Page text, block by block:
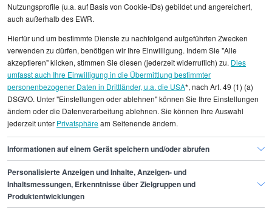
Alle angezeigten Gehaltsdaten beruhen auf
Durchschnittswerte und die Angaben können nicht
einzelnen Stellenangeboten zugeordnet werden.
Gehaltsinformationen
IT
Automatisierungstechniker/in
Automatisierungstechniker/in Bielefeld
Finde den Job,
der zu dir passt.
Nutzungsprofile (u.a. auf Basis von Cookie-IDs) gebildet und angereichert,
auch außerhalb des EWR.
Hierfür und um bestimmte Dienste zu nachfolgend aufgeführten Zwecken
verwenden zu dürfen, benötigen wir Ihre Einwilligung. Indem Sie "Alle
akzeptieren" klicken, stimmen Sie diesen (jederzeit widerruflich) zu. Dies
umfasst auch Ihre Einwilligung in die Übermittlung bestimmter
personenbezogener Daten in Drittländer, u.a. die USA*, nach Art. 49 (1) (a)
DSGVO. Unter "Einstellungen oder ablehnen" können Sie Ihre Einstellungen
ändern oder die Datenverarbeitung ablehnen. Sie können Ihre Auswahl
jederzeit unter Privatsphäream Seitenende ändern.
Informationen auf einem Gerät speichern und/oder abrufen
Personalisierte Anzeigen und Inhalte, Anzeigen- und
Inhaltsmessungen, Erkenntnisse über Zielgruppen und
Produktentwicklungen